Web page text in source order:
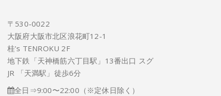
〒530-0022
大阪府大阪市北区浪花町12-1
桂’s TENROKU 2F
地下鉄「天神橋筋六丁目駅」13番出口 スグ
JR 「天満駅」徒歩6分
全日⇒9:00〜22:00（※定休日除く）